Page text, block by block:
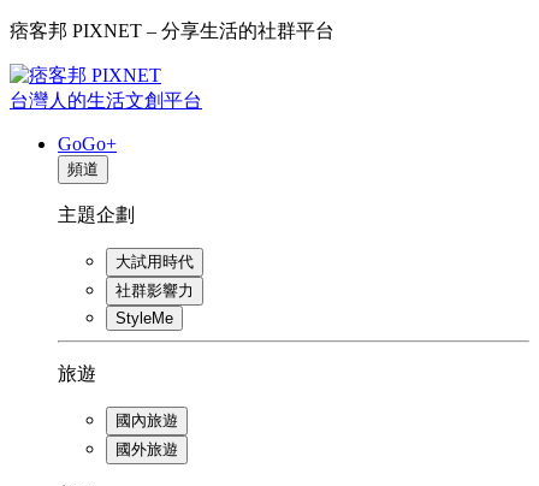
痞客邦 PIXNET – 分享生活的社群平台
台灣人的生活文創平台
GoGo+
頻道
主題企劃
大試用時代
社群影響力
StyleMe
旅遊
國內旅遊
國外旅遊